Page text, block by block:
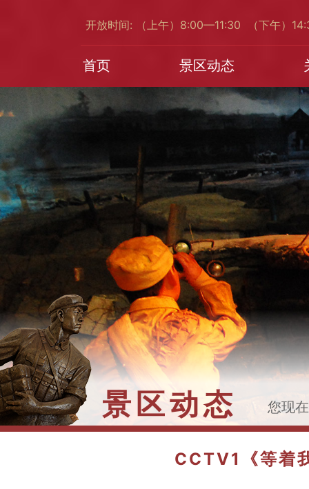
首页 景区动态
开放时间: （上午）8:00—11:30 （下午）14
景区动态
您现
>>
董存瑞
CCTV1《等着